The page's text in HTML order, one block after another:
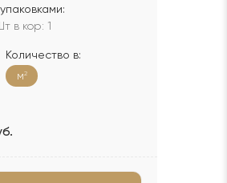
в кор: 1
Количество в:
м2